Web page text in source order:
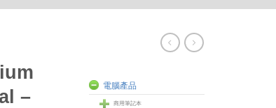
–
電腦產品
商用筆記本